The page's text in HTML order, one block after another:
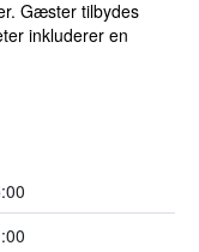
Gæster tilbydes
inkluderer en